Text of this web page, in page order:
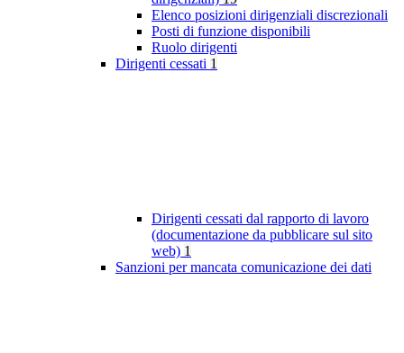
Elenco posizioni dirigenziali discrezionali
Posti di funzione disponibili
Ruolo dirigenti
Dirigenti cessati 1
Dirigenti cessati dal rapporto di lavoro
(documentazione da pubblicare sul sito
web) 1
Sanzioni per mancata comunicazione dei dati